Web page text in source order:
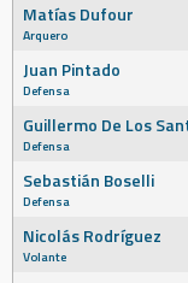
Matías Dufour
Arquero
Juan Pintado
Defensa
Guillermo De Los
Defensa
Sebastián Boselli
Defensa
Nicolás Rodríguez
Volante